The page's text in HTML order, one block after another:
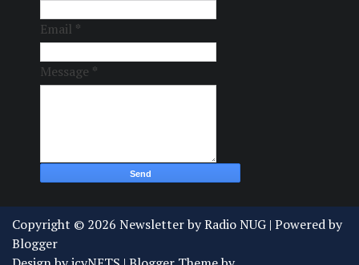
Email *
Message *
Copyright © 2026 Newsletter by Radio NUG | Powered by
Blogger